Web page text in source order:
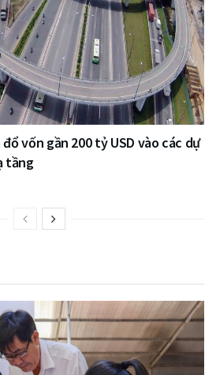
vốn gần 200 tỷ USD vào các dự
tầng